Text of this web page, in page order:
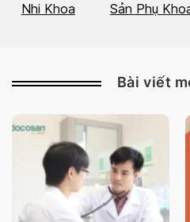
Nhi Khoa Sản Phụ
Bài viết